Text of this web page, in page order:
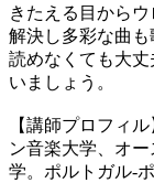
きたえる目から
解決し多彩な曲
読めなくても大
いましょう。
【講師プロフィ
ン音楽大学、オ
学。ポルトガル-